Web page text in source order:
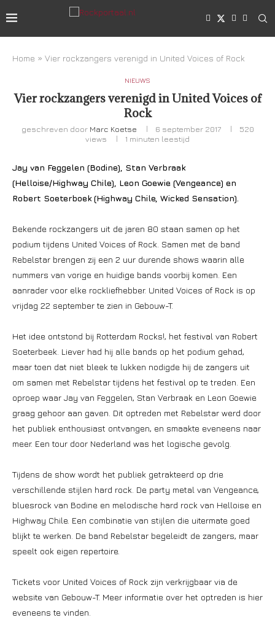
Home » Vier rockzangers verenigd in United Voices of Rock
NIEUWS
Vier rockzangers verenigd in United Voices of
Rock
geschreven door Marc Koetse 6 september 2017
520
views
1 minuten leestijd
Jay van Feggelen (Bodine), Stan Verbraak
(Helloise/Highway Chile), Leon Goewie (Vengeance) en
Robert Soeterboek (Highway Chile, Wicked Sensation).
Bekende rockzangers uit de jaren 80 staan samen op het
podium tijdens United Voices of Rock. Samen met de band
Rebelstar brengen zij een 2 uur durende shows waarin alle
nummers van vorige en huidige bands voorbij komen. Een
aanrader voor elke rockliefhebber. United Voices of Rock is op
vrijdag 22 september te zien in Gebouw-T.
Het idee ontstond bij Rotterdam Rocks!, het festival van Robert
Soeterbeek. Liever had hij alle bands op het podium gehad,
maar toen dat niet bleek te lukken nodigde hij de zangers uit
om samen met Rebelstar tijdens het festival op te treden. Een
oproep waar Jay van Feggelen, Stan Verbraak en Leon Goewie
graag gehoor aan gaven. Dit optreden met Rebelstar werd door
het publiek enthousiast ontvangen, en smaakte eveneens naar
meer. Een tour door Nederland was het logische gevolg.
Tijdens de show wordt het publiek getrakteerd op drie
verschillende stijlen hard rock. De party metal van Vengeance,
bluesrock van Bodine en melodische hard rock van Helloise en
Highway Chile. Een combinatie van stijlen die uitermate goed
blijkt te werken. De band Rebelstar begeleidt de zangers, maar
speelt ook eigen repertoire.
Tickets voor United Voices of Rock zijn verkrijgbaar via de
website van Gebouw-T. Meer informatie over het optreden is hier
eveneens te vinden.